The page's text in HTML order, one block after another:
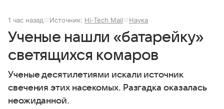
1 час назад Источник: Hi-Tech Mail Наука
Ученые нашли «батарейку»
светящихся комаров
Ученые десятилетиями искали источник
свечения этих насекомых. Разгадка оказалась
неожиданной.